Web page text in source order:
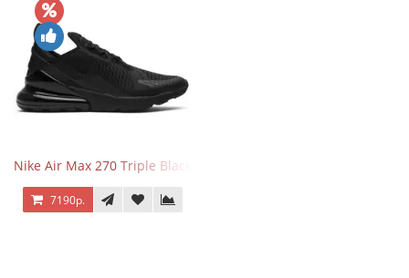
Nike Air Max 270 Triple Black
7190р.